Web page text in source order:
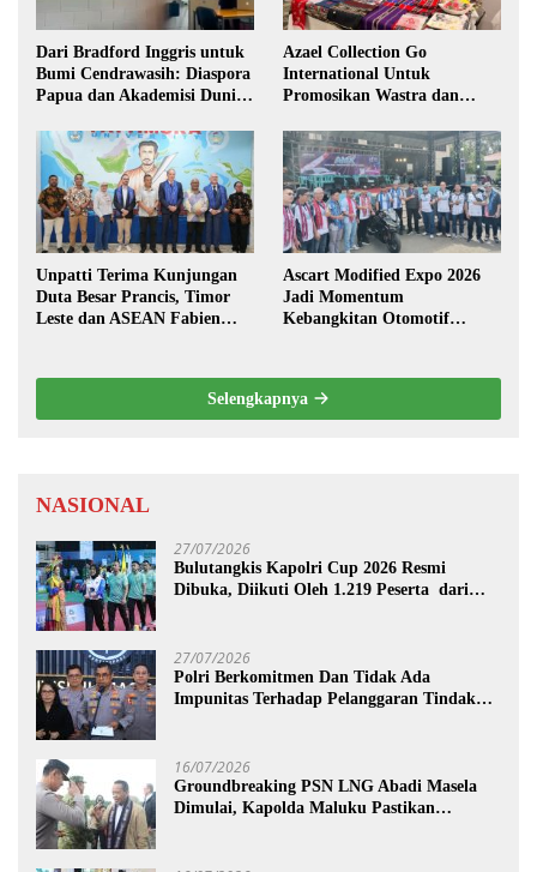
Dari Bradford Inggris untuk
Bumi Cendrawasih: Diaspora
Papua dan Akademisi Dunia
Indonesia Emas 2045
Azael Collection Go
International Untuk
Promosikan Wastra dan
Darwin Fusion ASEAN 2026
Unpatti Terima Kunjungan
Duta Besar Prancis, Timor
Leste dan ASEAN Fabien
Ascart Modified Expo 2026
Jadi Momentum
Kebangkitan Otomotif
Selengkapnya
NASIONAL
27/07/2026
Bulutangkis Kapolri Cup 2026 Resmi
Dibuka, Diikuti Oleh 1.219 Peserta dari
27/07/2026
Polri Berkomitmen Dan Tidak Ada
Impunitas Terhadap Pelanggaran Tindak
16/07/2026
Groundbreaking PSN LNG Abadi Masela
Dimulai, Kapolda Maluku Pastikan